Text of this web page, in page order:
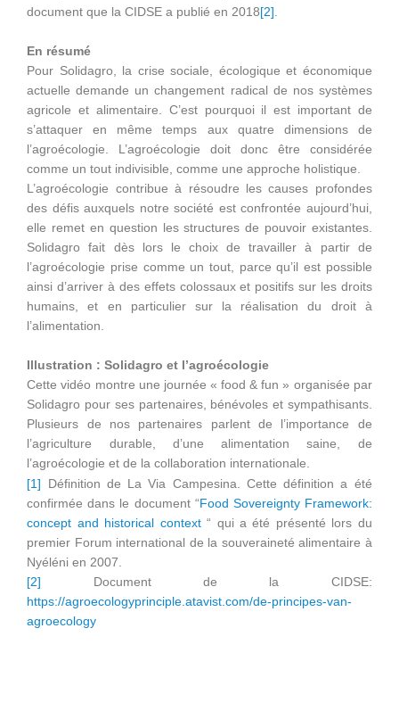
document que la CIDSE a publié en 2018 [2]
En résumé
Pour Solidagro, la crise sociale, écologique et économique
actuelle demande un changement radical de nos systèmes
agricole et alimentaire. C’est pourquoi il est important de
s’attaquer en même temps aux quatre dimensions de
l’agroécologie. L’agroécologie doit donc être considérée
comme un tout indivisible, comme une approche holistique.
L’agroécologie contribue à résoudre les causes profondes
des défis auxquels notre société est confrontée aujourd’hui,
elle remet en question les structures de pouvoir existantes.
Solidagro fait dès lors le choix de travailler à partir de
l’agroécologie prise comme un tout, parce qu’il est possible
ainsi d’arriver à des effets colossaux et positifs sur les droits
humains, et en particulier sur la réalisation du droit à
l’alimentation.
Illustration : Solidagro et l’agroécologie
Cette vidéo montre une journée « food & fun » organisée par
Solidagro pour ses partenaires, bénévoles et sympathisants.
Plusieurs de nos partenaires parlent de l’importance de
l’agriculture durable, d’une alimentation saine, de
l’agroécologie et de la collaboration internationale.
[1]
Définition de La Via Campesina. Cette définition a été
confirmée dans le document “ Food Sovereignty Framework:
concept and historical context“ qui a été présenté lors du
premier Forum international de la souveraineté alimentaire à
Nyéléni en 2007.
[2]
Document de la CIDSE:
https://agroecologyprinciple.atavist.com/de-principes-van-
agroecology